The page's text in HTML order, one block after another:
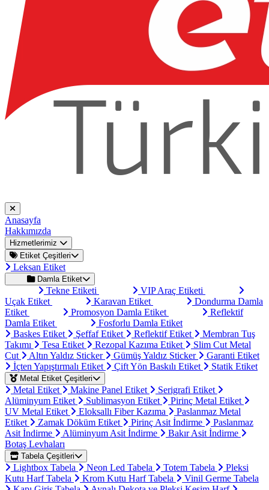
Anasayfa
Hakkımızda
Hizmetlerimiz
Etiket Çeşitleri
Leksan Etiket
Damla Etiket
Tekne Etiketi
VIP Araç Etiketi
Uçak Etiket
Karavan Etiket
Dondurma Damla
Etiket
Promosyon Damla Etiket
Reflektif
Damla Etiket
Fosforlu Damla Etiket
Baskes Etiket
Şeffaf Etiket Reflektif Etiket
Membran Tuş
Takımı
Tesa Etiket Rezopal Kazıma Etiket
Slim Cut Metal
Cut
Altın Yaldız Sticker Gümüş Yaldız Sticker
Garanti Etiket
İçten Yapıştırmalı Etiket
Çift Yön Baskılı Etiket Statik Etiket
Metal Etiket Çeşitleri
Metal Etiket Makine Panel Etiket
Serigrafi Etiket
Alüminyum Etiket
Sublimasyon Etiket
Pirinç Metal Etiket
UV Metal Etiket
Eloksallı Fiber Kazıma
Paslanmaz Metal
Etiket
Zamak Döküm Etiket Pirinç Asit İndirme
Paslanmaz
Asit İndirme
Alüminyum Asit İndirme
Bakır Asit İndirme
Botaş Levhaları
Tabela Çeşitleri
Lightbox Tabela Neon Led Tabela Totem Tabela
Pleksi
Kutu Harf Tabela
Krom Kutu Harf Tabela
Vinil Germe Tabela